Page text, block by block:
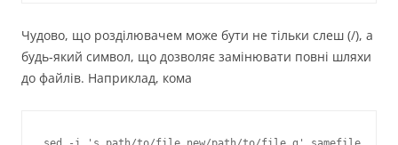
Чудово, що розділювачем може бути не тільки слеш (/), а
будь-який символ, що дозволяє замінювати повні шляхи
до файлів. Наприклад, кома